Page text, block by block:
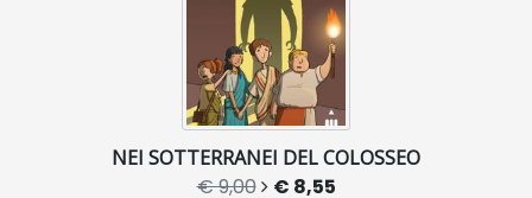
NEI SOTTERRANEI DEL COLOSSEO
€ 9,00 € 8,55